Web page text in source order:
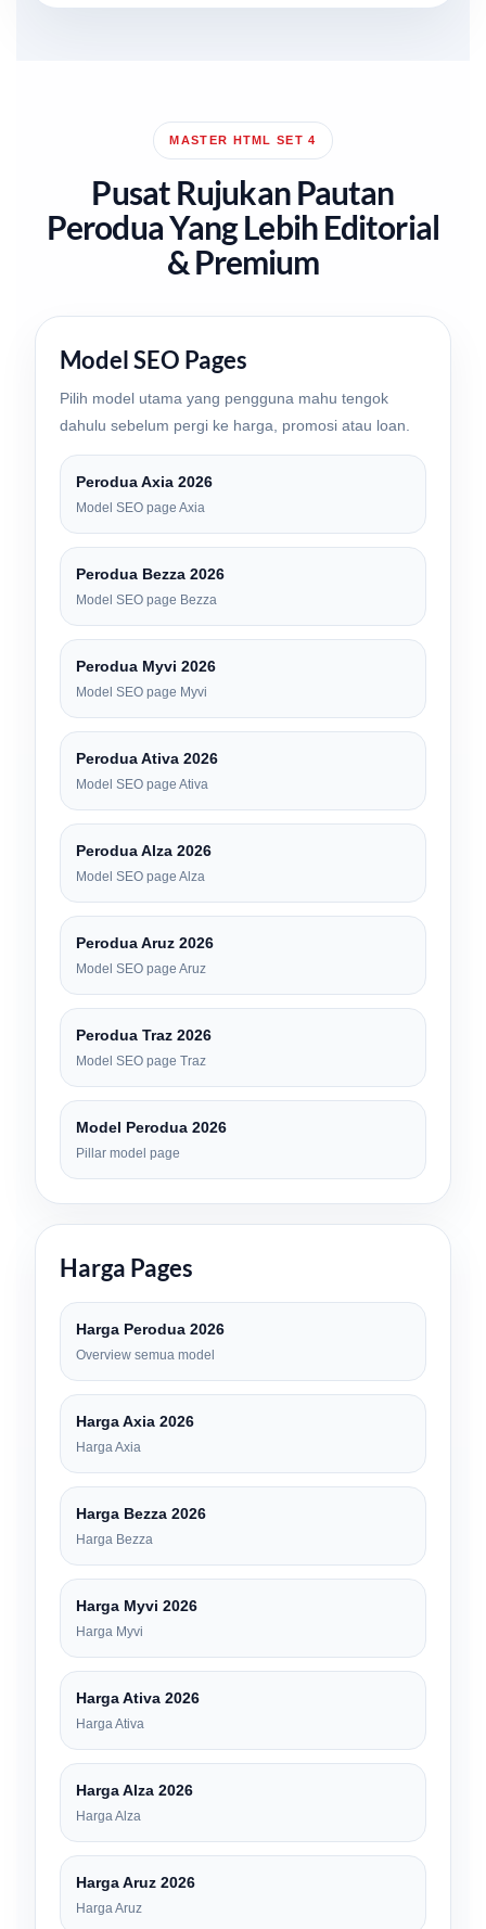
MASTER HTML SET 4
Pusat Rujukan Pautan
Perodua Yang Lebih Editorial
& Premium
Model SEO Pages
Pilih model utama yang pengguna mahu tengok
dahulu sebelum pergi ke harga, promosi atau loan.
Perodua Axia 2026
Model SEO page Axia
Perodua Bezza 2026
Model SEO page Bezza
Perodua Myvi 2026
Model SEO page Myvi
Perodua Ativa 2026
Model SEO page Ativa
Perodua Alza 2026
Model SEO page Alza
Perodua Aruz 2026
Model SEO page Aruz
Perodua Traz 2026
Model SEO page Traz
Model Perodua 2026
Pillar model page
Harga Pages
Harga Perodua 2026
Overview semua model
Harga Axia 2026
Harga Axia
Harga Bezza 2026
Harga Bezza
Harga Myvi 2026
Harga Myvi
Harga Ativa 2026
Harga Ativa
Harga Alza 2026
Harga Alza
Harga Aruz 2026
Harga Aruz